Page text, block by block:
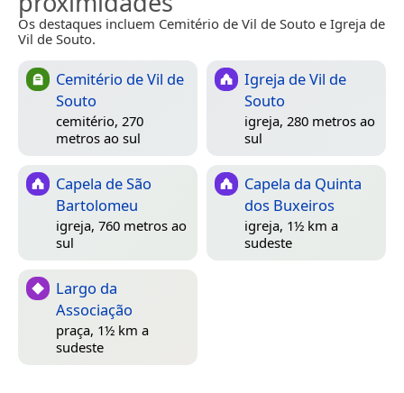
Os destaques incluem Cemitério de Vil de Souto e Igreja de
Vil de Souto.
Cemitério de Vil de
Souto
cemitério, 270
metros ao sul
Igreja de Vil de
Souto
igreja, 280 metros ao
sul
Capela de São
Bartolomeu
igreja, 760 metros ao
sul
Capela da Quinta
dos Buxeiros
igreja, 1½ km a
sudeste
Largo da
Associação
praça, 1½ km a
sudeste